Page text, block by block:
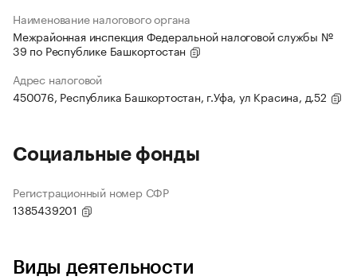
Наименование налогового органа
Межрайонная инспекция Федеральной налоговой службы №
39 по Республике Башкортостан
Адрес налоговой
450076, Республика Башкортостан, г.Уфа, ул Красина, д.52
Социальные фонды
Регистрационный номер СФР
1385439201
Виды деятельности